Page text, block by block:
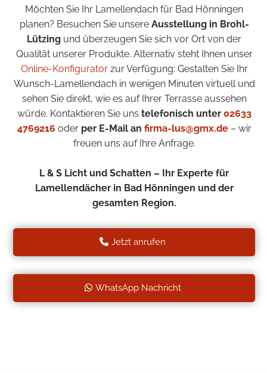
Möchten Sie Ihr Lamellendach für Bad Hönningen
planen? Besuchen Sie unsere Ausstellung in Brohl-
Lützing und überzeugen Sie sich vor Ort von der
Qualität unserer Produkte. Alternativ steht Ihnen unser
Online-Konfiguratorzur Verfügung: Gestalten Sie Ihr
Wunsch-Lamellendach in wenigen Minuten virtuell und
sehen Sie direkt, wie es auf Ihrer Terrasse aussehen
würde. Kontaktieren Sie uns telefonisch unter 02633
4769216 oder per E-Mail an firma-lus@gmx.de– wir
freuen uns auf Ihre Anfrage.
L & S Licht und Schatten – Ihr Experte für
Lamellendächer in Bad Hönningen und der
gesamten Region.
Jetzt anrufen
WhatsApp Nachricht